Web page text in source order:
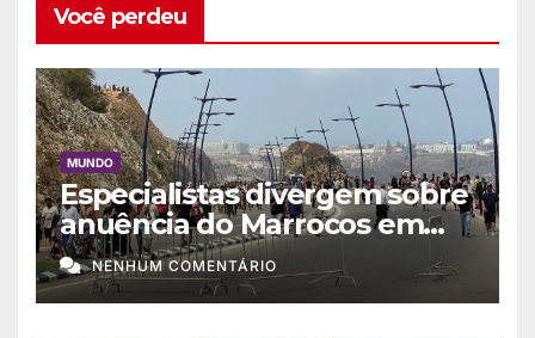
Você perdeu
MUNDO
Especialistas divergem sobre
anuência do Marrocos em
migração a Ceuta
NENHUM COMENTÁRIO